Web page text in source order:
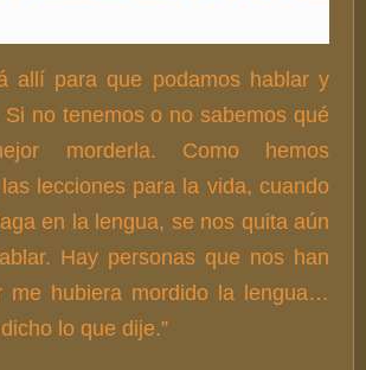
allí para que podamos hablar y
Si no tenemos o no sabemos qué
morderla. Como hemos
lecciones para la vida, cuando
en la lengua, se nos quita aún
Hay personas que nos han
me hubiera mordido la lengua…
lo que dije.”